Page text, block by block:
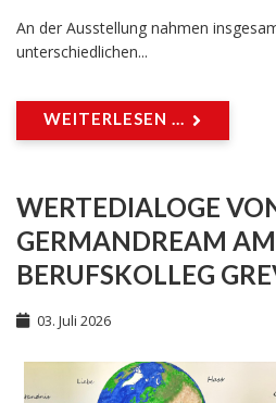
An der Ausstellung nahmen
unterschiedlichen...
WEITERLESEN ...
WERTEDIALOGE
GERMANDREAM AM
BERUFSKOLLEG
03. Juli 2026